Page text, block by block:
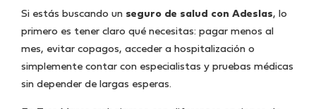
Si estás buscando un seguro de salud con Adeslas, lo
primero es tener claro qué necesitas: pagar menos al
mes, evitar copagos, acceder a hospitalización o
simplemente contar con especialistas y pruebas médicas
sin depender de largas esperas.